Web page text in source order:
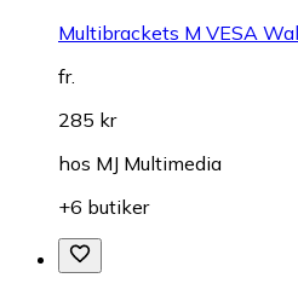
Multibrackets M VESA
fr.
285 kr
hos MJ Multimedia
+6 butiker